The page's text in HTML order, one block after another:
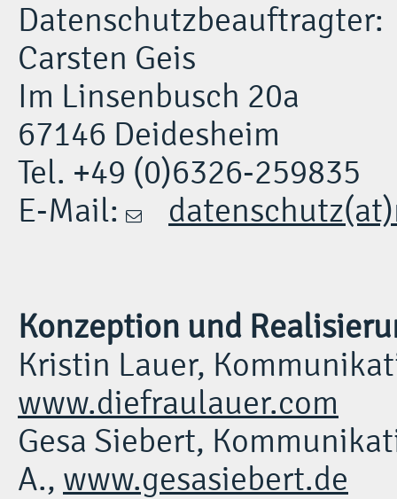
Datenschutzbeauftragter:
Carsten Geis
Im Linsenbusch 20a
67146 Deidesheim
Tel. +49 (0)6326-259835
E-Mail:
Konzeption und
Kristin Lauer,
www.diefraulauer.com
Gesa Siebert,
A., www.gesasiebert.de